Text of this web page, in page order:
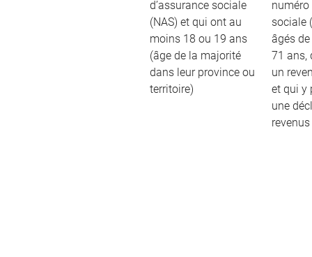
d’assurance sociale
(NAS) et qui ont au
moins 18 ou 19 ans
(âge de la majorité
dans leur province ou
territoire)
numéro
sociale
âgés
71 ans,
un
et qui y
une
revenus